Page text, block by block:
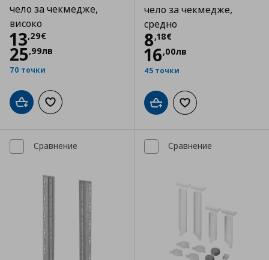
чело за чекмедже,
високо
13,29€
Цена
25,99лв
70 точки
Добави в кошницата
Добави към списъка с любими
чело за чекмедже,
средно
8,18€
Цена
16,00лв
45 точки
Добави в кошницата
Добави към
Сравнение Сравнение